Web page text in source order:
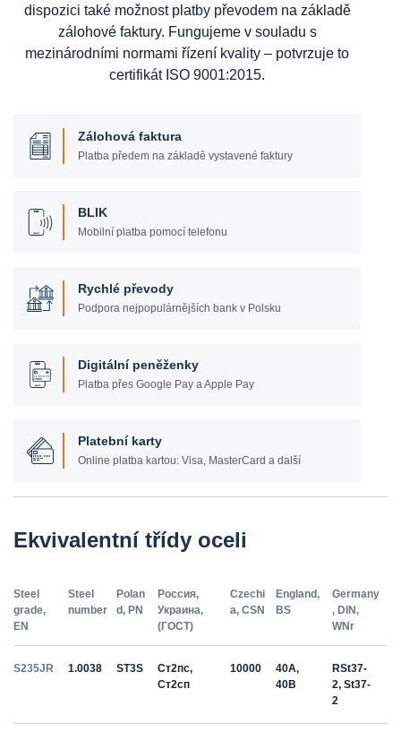
dispozici také možnost platby převodem na základě
zálohové faktury. Fungujeme v souladu s
mezinárodními normami řízení kvality – potvrzuje to
certifikát ISO 9001:2015.
Zálohová faktura
Platba předem na základě vystavené faktury
BLIK
Mobilní platba pomocí telefonu
Rychlé převody
Podpora nejpopulárnějších bank v Polsku
Digitální peněženky
Platba přes Google Pay a Apple Pay
Platební karty
Online platba kartou: Visa, MasterCard a další
Ekvivalentní třídy oceli
Steel
grade,
EN
Steel
number
Polan
d, PN
Россия,
Украина,
(ГОСТ)
Czechi
a, CSN
England,
BS
Germany
, DIN,
WNr
S235JR 1.0038 ST3S
Ст2пс,
Ст2сп
10000
40A,
40B
RSt37-
2, St37-
2